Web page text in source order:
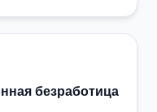
безработица